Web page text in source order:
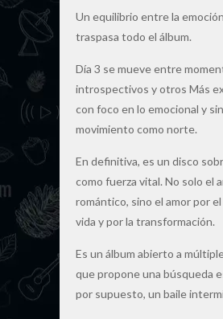
Un equilibrio entre la
traspasa todo el álbum.
Día 3 se mueve entre
introspectivos y otros Más
con foco en lo emocional y
movimiento como norte.
En definitiva, es un disco
como fuerza vital. No solo el
romántico, sino el amor por
vida y por la transformación.
Es un álbum abierto a
que propone una búsqueda
por supuesto, un baile